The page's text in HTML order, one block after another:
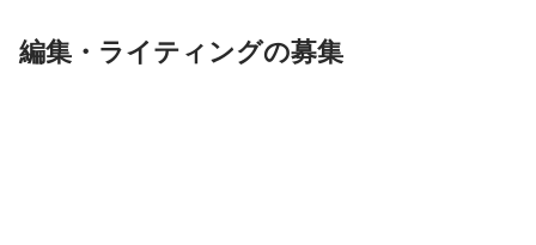
編集・ライティングの募集